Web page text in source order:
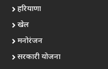
हरियाणा
खेल
मनोरंजन
सरकारी योजना